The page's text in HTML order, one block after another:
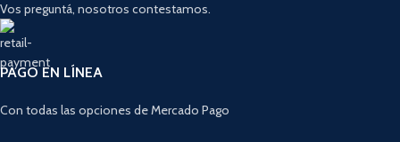
Vos preguntá, nosotros contestamos.
PAGO EN LÍNEA
Con todas las opciones de Mercado Pago